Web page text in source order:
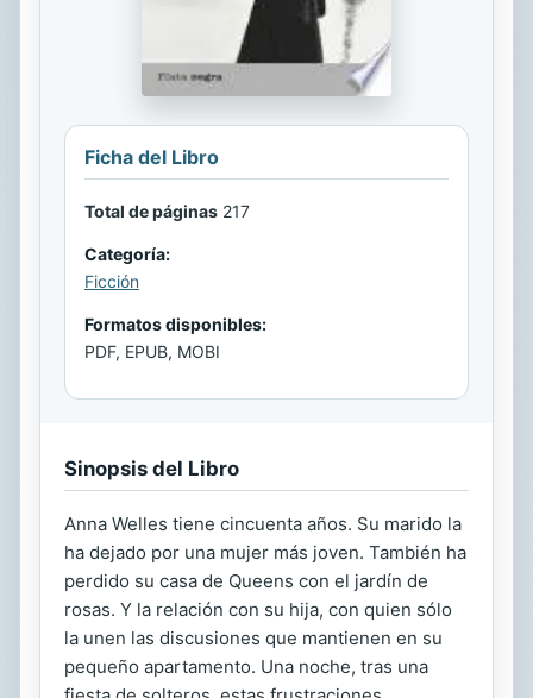
Ficha del Libro
Total de páginas 217
Categoría:
Ficción
Formatos disponibles:
PDF, EPUB, MOBI
Sinopsis del Libro
Anna Welles tiene cincuenta años. Su marido la
ha dejado por una mujer más joven. También ha
perdido su casa de Queens con el jardín de
rosas. Y la relación con su hija, con quien sólo
la unen las discusiones que mantienen en su
pequeño apartamento. Una noche, tras una